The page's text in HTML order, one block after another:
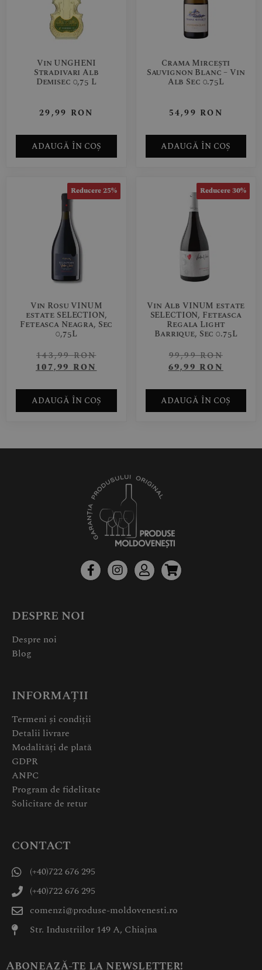
Vin UNGHENI
Stradivari Alb
Demisec 0,75 L
29,99 RON
ADAUGĂ ÎN COȘ
Crama Mircești
Sauvignon Blanc – Vin
Alb Sec 0.75L
54,99 RON
ADAUGĂ ÎN COȘ
Reducere 25%
Vin Rosu VINUM
estate SELECTION,
Feteasca Neagra, Sec
0,75L
143,99RON
107,99RON
ADAUGĂ ÎN COȘ
Reducere 30%
Vin Alb VINUM estate
SELECTION, Feteasca
Regala Light
Barrique, Sec 0.75L
99,99RON
69,99RON
ADAUGĂ ÎN COȘ
DESPRE NOI
Despre noi
Blog
INFORMAȚII
Termeni și condiții
Detalii livrare
Modalități de plată
GDPR
ANPC
Program de fidelitate
Solicitare de retur
CONTACT
(+40)722 676 295
(+40)722 676 295
comenzi@produse-moldovenesti.ro
Str. Industriilor 149 A, Chiajna
Abonează-te la newsletter!